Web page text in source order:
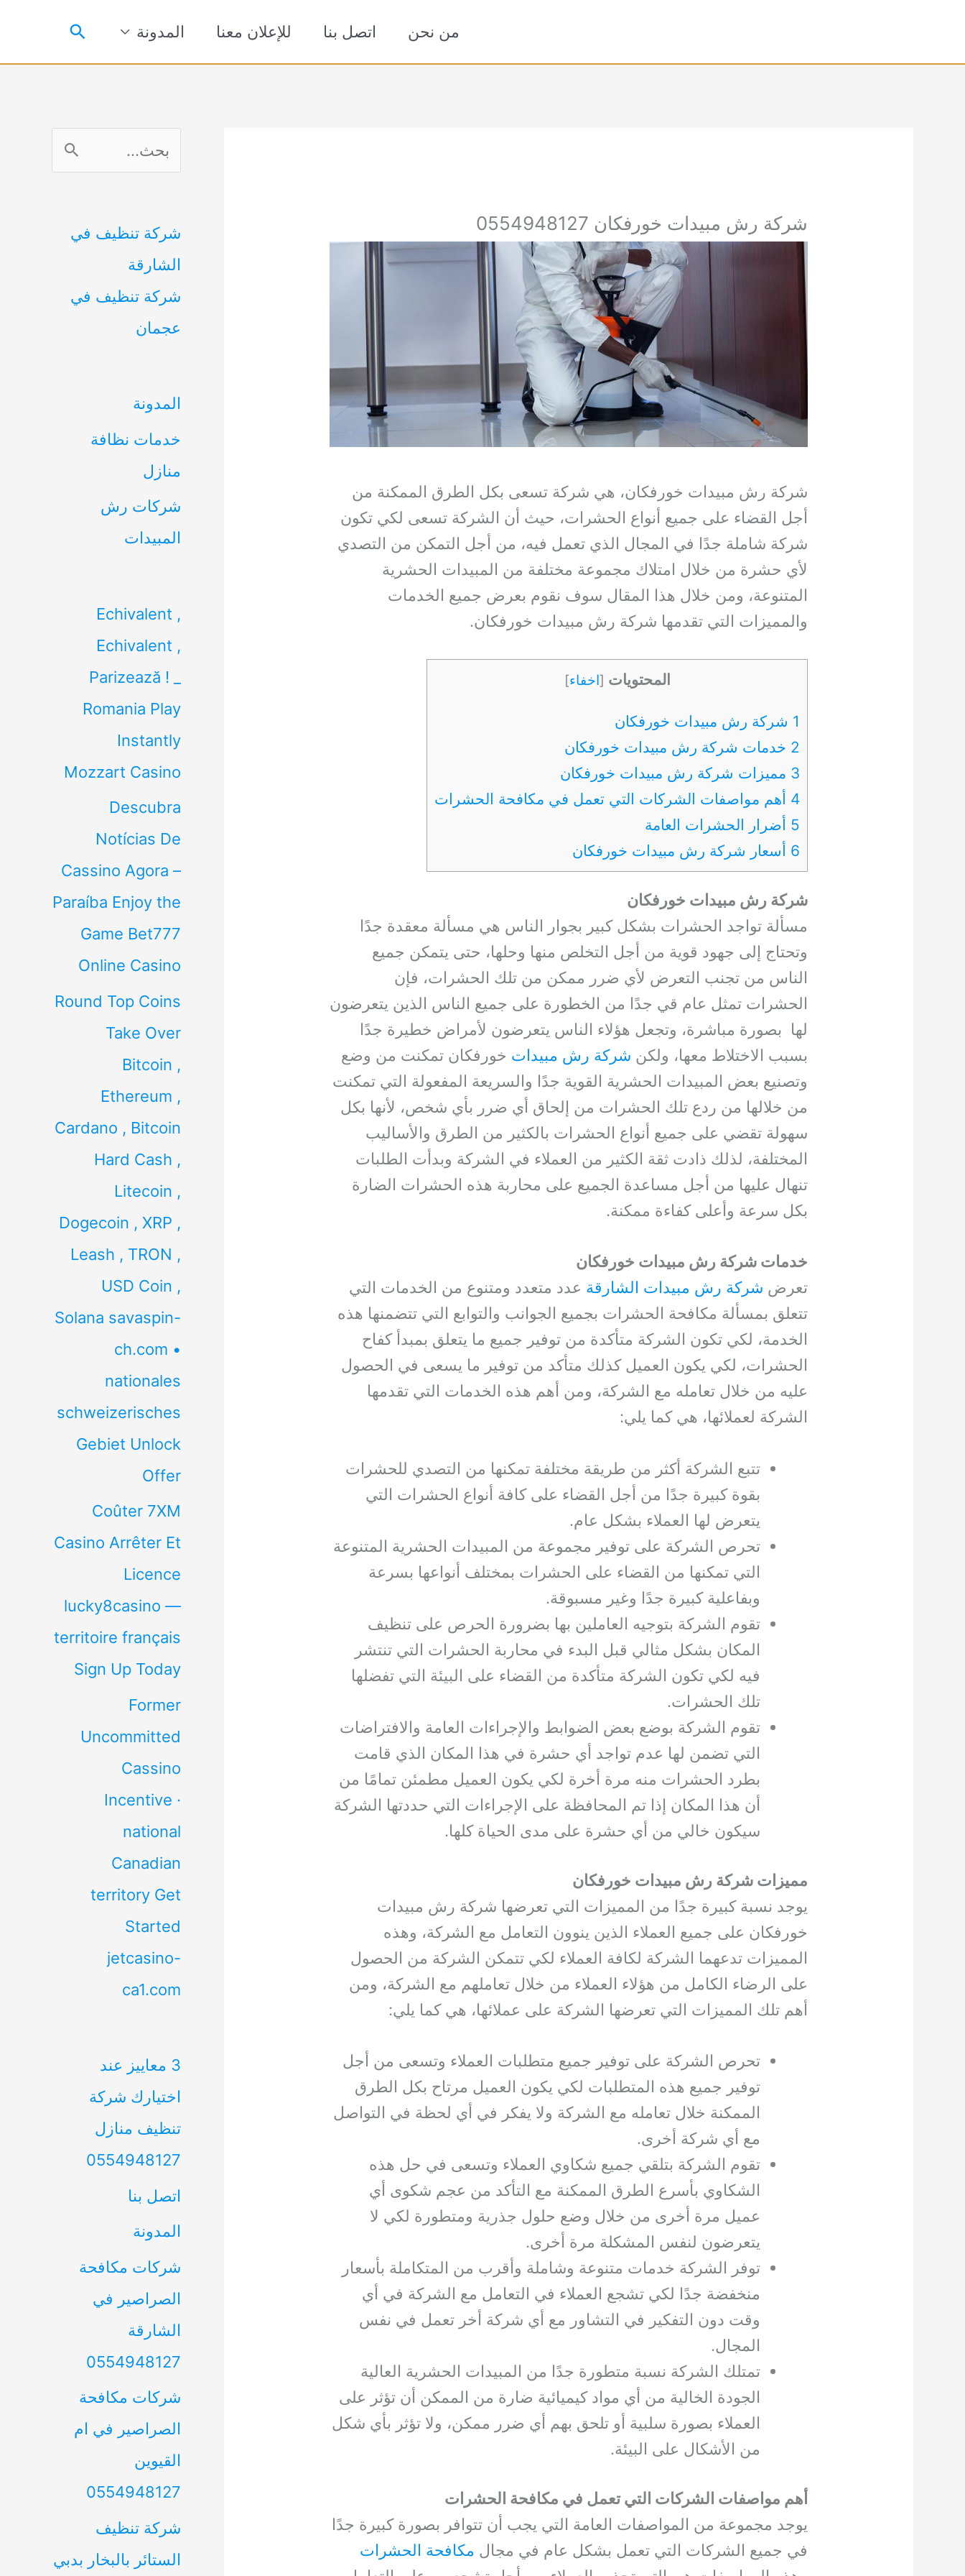
المحتوى
من نحن اتصل بنا للإعلان معنا المدونة البحث
شركة رش مبيدات خورفكان 0554948127
شركة رش مبيدات خورفكان، هي شركة تسعى بكل الطرق الممكنة من
أجل القضاء على جميع أنواع الحشرات، حيث أن الشركة تسعى لكي تكون
شركة شاملة جدًا في المجال الذي تعمل فيه، من أجل التمكن من التصدي
لأي حشرة من خلال امتلاك مجموعة مختلفة من المبيدات الحشرية
المتنوعة، ومن خلال هذا المقال سوف نقوم بعرض جميع الخدمات
والمميزات التي تقدمها شركة رش مبيدات خورفكان.
المحتويات [اخفاء]
1 شركة رش مبيدات خورفكان
2 خدمات شركة رش مبيدات خورفكان
3 مميزات شركة رش مبيدات خورفكان
4 أهم مواصفات الشركات التي تعمل في مكافحة الحشرات
5 أضرار الحشرات العامة
6 أسعار شركة رش مبيدات خورفكان
شركة رش مبيدات خورفكان
مسألة تواجد الحشرات بشكل كبير بجوار الناس هي مسألة معقدة جدًا
وتحتاج إلى جهود قوية من أجل التخلص منها وحلها، حتى يتمكن جميع
الناس من تجنب التعرض لأي ضرر ممكن من تلك الحشرات، فإن
الحشرات تمثل عام قي جدًا من الخطورة على جميع الناس الذين يتعرضون
لها بصورة مباشرة، وتجعل هؤلاء الناس يتعرضون لأمراض خطيرة جدًا
بسبب الاختلاط معها، ولكن شركة رش مبيدات خورفكان تمكنت من وضع
وتصنيع بعض المبيدات الحشرية القوية جدًا والسريعة المفعولة التي تمكنت
من خلالها من ردع تلك الحشرات من إلحاق أي ضرر بأي شخص، لأنها بكل
سهولة تقضي على جميع أنواع الحشرات بالكثير من الطرق والأساليب
المختلفة، لذلك ذادت ثقة الكثير من العملاء في الشركة وبدأت الطلبات
تنهال عليها من أجل مساعدة الجميع على محاربة هذه الحشرات الضارة
بكل سرعة وأعلى كفاءة ممكنة.
خدمات شركة رش مبيدات خورفكان
تعرض شركة رش مبيدات الشارقة عدد متعدد ومتنوع من الخدمات التي
تتعلق بمسألة مكافحة الحشرات بجميع الجوانب والتوابع التي تتضمنها هذه
الخدمة، لكي تكون الشركة متأكدة من توفير جميع ما يتعلق بمبدأ كفاح
الحشرات، لكي يكون العميل كذلك متأكد من توفير ما يسعى في الحصول
عليه من خلال تعامله مع الشركة، ومن أهم هذه الخدمات التي تقدمها
الشركة لعملائها، هي كما يلي:
تتبع الشركة أكثر من طريقة مختلفة تمكنها من التصدي للحشرات
بقوة كبيرة جدًا من أجل القضاء على كافة أنواع الحشرات التي
يتعرض لها العملاء بشكل عام.
تحرص الشركة على توفير مجموعة من المبيدات الحشرية المتنوعة
التي تمكنها من القضاء على الحشرات بمختلف أنواعها بسرعة
وبفاعلية كبيرة جدًا وغير مسبوقة.
تقوم الشركة بتوجيه العاملين بها بضرورة الحرص على تنظيف
المكان بشكل مثالي قبل البدء في محاربة الحشرات التي تنتشر
فيه لكي تكون الشركة متأكدة من القضاء على البيئة التي تفضلها
تلك الحشرات.
تقوم الشركة بوضع بعض الضوابط والإجراءات العامة والافتراضات
التي تضمن لها عدم تواجد أي حشرة في هذا المكان الذي قامت
بطرد الحشرات منه مرة أخرة لكي يكون العميل مطمئن تمامًا من
أن هذا المكان إذا تم المحافظة على الإجراءات التي حددتها الشركة
سيكون خالي من أي حشرة على مدى الحياة كلها.
مميزات شركة رش مبيدات خورفكان
يوجد نسبة كبيرة جدًا من المميزات التي تعرضها شركة رش مبيدات
خورفكان على جميع العملاء الذين ينوون التعامل مع الشركة، وهذه
المميزات تدعهما الشركة لكافة العملاء لكي تتمكن الشركة من الحصول
على الرضاء الكامل من هؤلاء العملاء من خلال تعاملهم مع الشركة، ومن
أهم تلك المميزات التي تعرضها الشركة على عملائها، هي كما يلي:
تحرص الشركة على توفير جميع متطلبات العملاء وتسعى من أجل
توفير جميع هذه المتطلبات لكي يكون العميل مرتاح بكل الطرق
الممكنة خلال تعامله مع الشركة ولا يفكر في أي لحظة في التواصل
مع أي شركة أخرى.
تقوم الشركة بتلقي جميع شكاوي العملاء وتسعى في حل هذه
الشكاوي بأسرع الطرق الممكنة مع التأكد من عجم شكوى أي
عميل مرة أخرى من خلال وضع حلول جذرية ومتطورة لكي لا
يتعرضون لنفس المشكلة مرة أخرى.
توفر الشركة خدمات متنوعة وشاملة وأقرب من المتكاملة بأسعار
منخفضة جدًا لكي تشجع العملاء في التعامل مع الشركة في أي
وقت دون التفكير في التشاور مع أي شركة أخر تعمل في نفس
المجال.
تمتلك الشركة نسبة متطورة جدًا من المبيدات الحشرية العالية
الجودة الخالية من أي مواد كيميائية ضارة من الممكن أن تؤثر على
العملاء بصورة سلبية أو تلحق بهم أي ضرر ممكن، ولا تؤثر بأي شكل
من الأشكال على البيئة.
أهم مواصفات الشركات التي تعمل في مكافحة الحشرات
يوجد مجموعة من المواصفات العامة التي يجب أن تتوافر بصورة كبيرة جدًا
في جميع الشركات التي تعمل بشكل عام في مجال مكافحة الحشرات
ل
ح
ث
ع
ن
شركة تنظيف في
الشارقة
شركة تنظيف في
عجمان
المدونة
خدمات نظافة
منازل
شركات رش
المبيدات
Echivalent ,
Echivalent ,
Parizează ! _
Romania Play
Instantly
Mozzart Casino
Descubra
Notícias De
Cassino Agora –
Paraíba Enjoy the
Game Bet777
Online Casino
Round Top Coins
Take Over
Bitcoin ,
Ethereum ,
Cardano , Bitcoin
Hard Cash ,
Litecoin ,
Dogecoin , XRP ,
Leash , TRON ,
USD Coin ,
Solana savaspin-
ch.com •
nationales
schweizerisches
Gebiet Unlock
Offer
Coûter 7XM
Casino Arrêter Et
Licence
lucky8casino —
territoire français
Sign Up Today
Former
Uncommitted
Cassino
Incentive ·
national
Canadian
territory Get
Started
jetcasino-
ca1.com
3 معاييز عند
اختيارك شركة
تنظيف منازل
0554948127
اتصل بنا
المدونة
شركات مكافحة
الصراصير في
الشارقة
0554948127
شركات مكافحة
الصراصير في ام
القيوين
0554948127
شركة تنظيف
الستائر بالبخار بدبي